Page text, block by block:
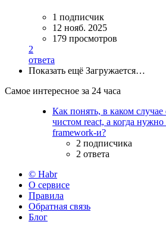
1 подписчик
12 нояб. 2025
179 просмотров
2
ответа
Показать ещё Загружается…
Самое интересное за 24 часа
Как понять, в каком случае
чистом react, а когда нужно
framework-и?
2 подписчика
2 ответа
© Habr
О сервисе
Правила
Обратная связь
Блог